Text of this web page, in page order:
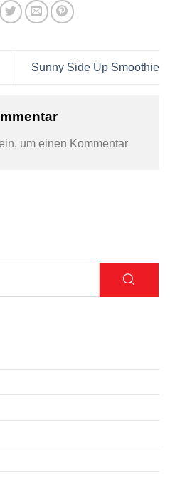
Sunny Side Up Smoothie
um einen Kommentar